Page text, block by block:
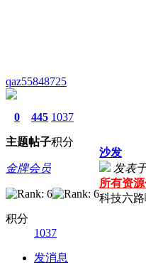
qaz55848725
0
主题
445
帖子
1037
积分
金牌会员
积分
1037
发消息
沙发
发表
所有资
科技六